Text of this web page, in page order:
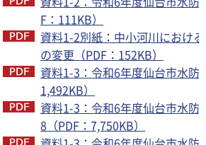
F：111KB）
資料1-2別紙：中小河川におけ
の変更（PDF：152KB）
資料1-3：令和6年度仙台市水防
1,492KB）
資料1-3：令和6年度仙台市水防
8（PDF：7,750KB）